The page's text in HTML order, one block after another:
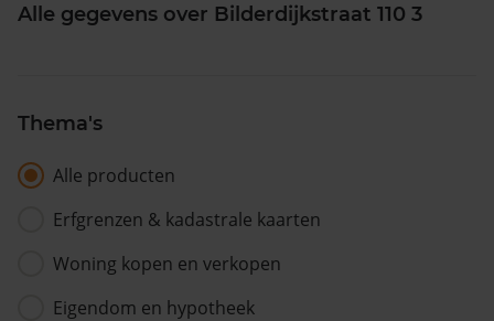
Alle gegevens over Bilderdijkstraat 110 3
Thema's
Alle producten
Erfgrenzen & kadastrale kaarten
Woning kopen en verkopen
Eigendom en hypotheek